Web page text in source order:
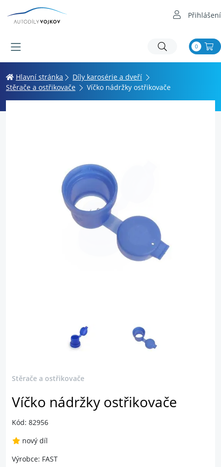
Přihlášení
0
Hlavní stránka
Díly karosérie a dveří
Stěrače a ostřikovače
Víčko nádržky ostřikovače
Stěrače a ostřikovače
Víčko nádržky ostřikovače
Kód: 82956
nový díl
Výrobce: FAST